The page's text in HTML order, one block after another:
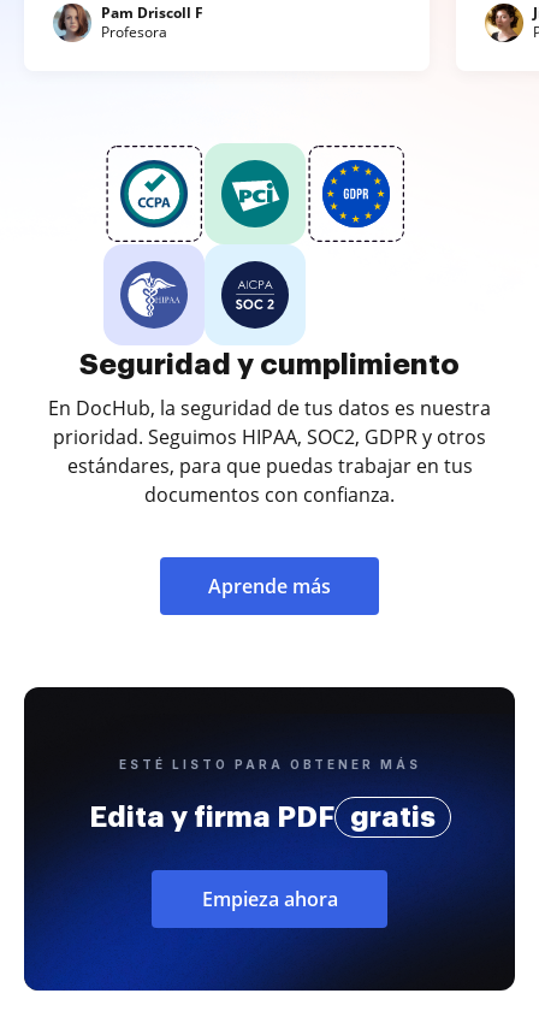
Pam Driscoll F
Profesora
Seguridad y cumplimiento
En DocHub, la seguridad de tus datos es nuestra
prioridad. Seguimos HIPAA, SOC2, GDPR y otros
estándares, para que puedas trabajar en tus
documentos con confianza.
Aprende más
ESTÉ LISTO PARA OBTENER MÁS
Edita y firma PDF gratis
Empieza ahora